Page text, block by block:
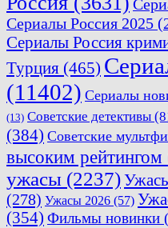
Сериалы Россия 2025
Сериалы Россия
Турция (465)
(11402) Сериалы
(13) Советские детективы
(384) Советские
высоким рейтингом
ужасы (2237)
(278) Ужасы 2026 (57)
(354) Фильмы новинки